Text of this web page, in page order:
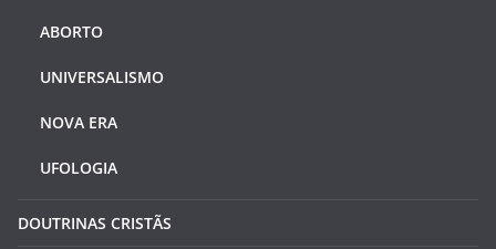
ABORTO
UNIVERSALISMO
NOVA ERA
UFOLOGIA
DOUTRINAS CRISTÃS